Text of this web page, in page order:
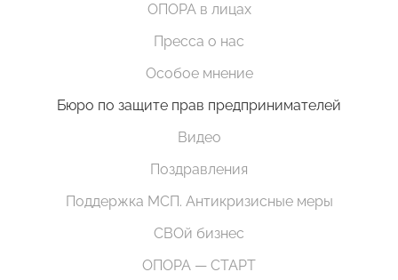
ОПОРА в лицах
Пресса о нас
Особое мнение
Бюро по защите прав предпринимателей
Видео
Поздравления
Поддержка МСП. Антикризисные меры
СВОй бизнес
ОПОРА — СТАРТ